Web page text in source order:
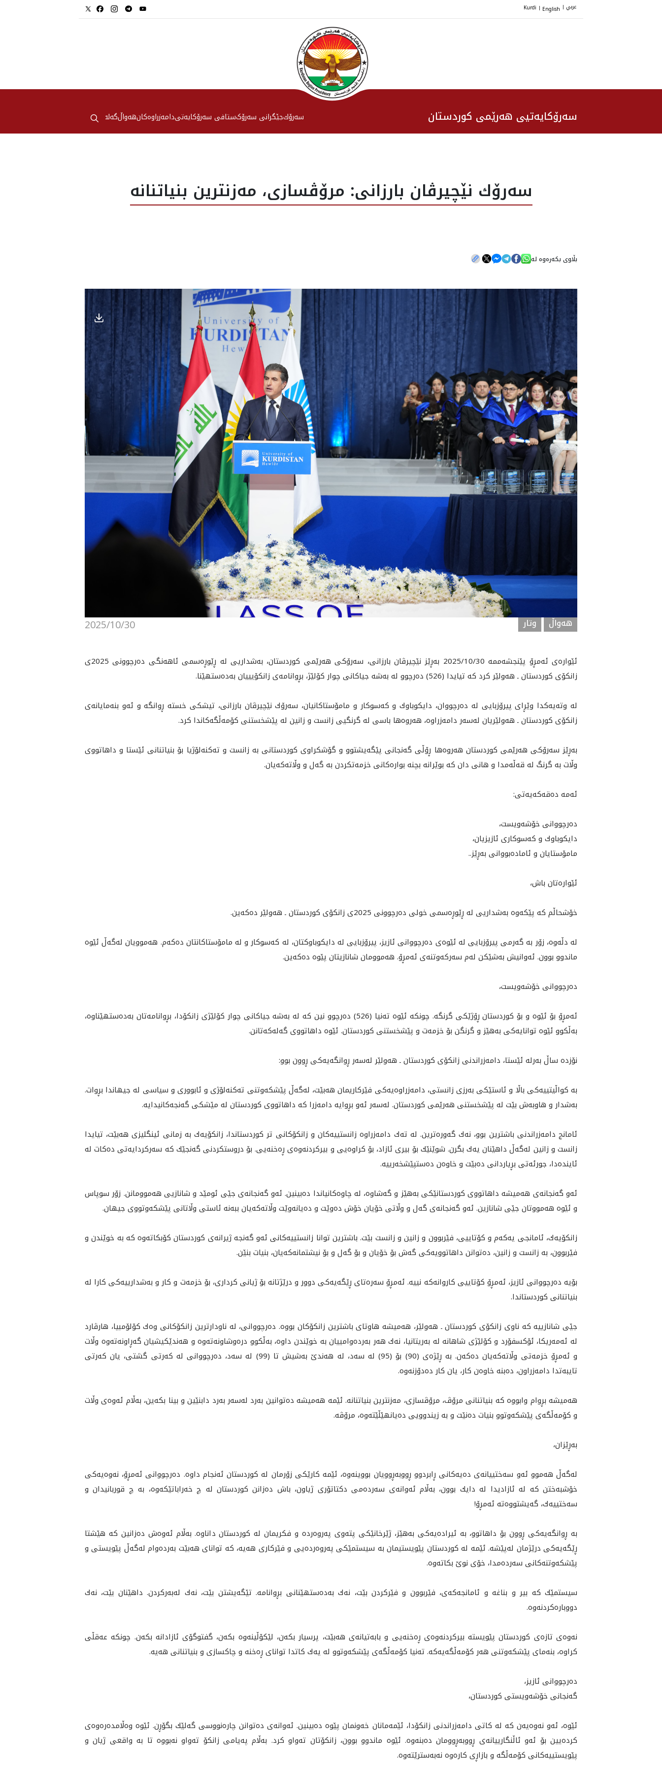
عربي |
English
|
Kurdi
سەرۆکایەتیی هەرێمی کوردستان سەرۆكجێگرانی سه‌رۆکستافی سەرۆکایەتیدامەزراوەکانهه‌واڵگەلەری
⚲
سه‌رۆك نێچيرڤان بارزانى: مرۆڤسازى، مه‌زنترين بنياتنانه‌‌
بڵاوی بکەرەوە لە
2025/10/30 هه‌واڵ وتار
ئێواره‌ى ئه‌مڕۆ پێنجشه‌ممه‌ 2025/10/30 به‌ڕێز نێچيرڤان بارزانى، سه‌رۆكى هه‌رێمى كوردستان، به‌شداريى له‌ ڕێوڕه‌سمى ئاهه‌نگى ده‌رچوونى 2025ى
زانكۆى كوردستان ـ هه‌ولێر كرد كه‌ تيايدا (526) ده‌رچوو له‌ به‌شه‌ جياكانى چوار كۆلێژ، بڕوانامه‌ى زانكۆيييان به‌ده‌ستهێنا.
له‌ وته‌يه‌كدا وێڕاى پيرۆزبايى له‌ ده‌رچووان، دايكوباوك و كه‌سوكار و مامۆستاكانيان، سه‌رۆك نێچيرڤان بارزانى، تيشكى خسته‌ ڕوانگه‌ و ئه‌و بنه‌مايانه‌ى
زانكۆى كوردستان ـ هه‌ولێريان له‌سه‌ر دامه‌زراوه‌، هه‌روه‌ها باسى له‌ گرنگيى زانست و زانين له‌ پێشخستنى كۆمه‌ڵگه‌كاندا كرد.
به‌ڕێز سه‌رۆكى هه‌رێمى كوردستان هه‌روه‌ها ڕۆڵى گه‌نجانى پێگه‌يشتوو و گۆشكراوى كوردستانى به‌ زانست و ته‌كنه‌لۆژيا بۆ بنياتنانى ئێستا و داهاتووی
وڵات به‌ گرنگ له‌ قه‌ڵه‌مدا و هانى دان كه‌ بوێرانه‌ بچنه بواره‌كانى خزمه‌تكردن به‌ گه‌ل و وڵاته‌كه‌يان.
ئه‌مه‌ ده‌قه‌كه‌يه‌تى:
ده‌رچووانى خۆشه‌ويست،
دايكوباوك و كه‌سوكارى ئازيزيان،
مامۆستايان و ئاماده‌بووانى به‌ڕێز..
ئێواره‌تان باش،
خۆشحاڵم كه‌ پێكه‌وه‌ به‌شداريى له‌ ڕێوڕه‌سمى خولى ده‌رچوونى 2025ى زانكۆى كوردستان ـ هه‌ولێر ده‌كه‌ين.
له‌ دڵه‌وه‌، زۆر به‌ گه‌رمى پيرۆزبايى له‌ ئێوه‌ى ده‌رچووانى ئازيز، پيرۆزبايى له‌ دايكوباوكتان، له‌ كه‌سوكار و له‌ مامۆستاكانتان ده‌كه‌م. هه‌موويان له‌گه‌ڵ ئێوه‌
ماندوو بوون. ئه‌وانيش به‌شێكن له‌م سه‌ركه‌وتنه‌ی ئەمڕۆ. هه‌موومان شانازيتان پێوه‌ ده‌كه‌ين.
ده‌رچووانى خۆشه‌ويست،
ئه‌مڕۆ بۆ ئێوه‌ و بۆ كوردستان ڕۆژێكى گرنگه‌. چونكه‌ ئێوه‌ ته‌نيا (526) ده‌رچوو نين كه‌ له‌ به‌شه‌ جياكانى چوار كۆلێژى زانكۆدا، بڕوانامه‌تان بەدەستهێناوە،
به‌ڵكوو ئێوه توانايه‌كى به‌هێز و گرنگن بۆ خزمه‌ت و پێشخستنى كوردستان.‌ ئێوه‌ داهاتووى گه‌له‌كه‌تانن.
نۆزده‌ ساڵ به‌رله‌ ئێستا، دامه‌زراندنى زانكۆى كوردستان ـ هه‌ولێر له‌سه‌ر ڕوانگه‌يه‌كى ڕوون بوو:
به‌ كواڵيتييه‌كى باڵا و ئاستێكى به‌رزى زانستى، دامه‌زراوه‌يه‌كى فێركاريمان هه‌بێت، له‌گه‌ڵ پێشكه‌وتنى ته‌كنه‌لۆژى و ئابوورى و سياسى له‌ جيهاندا بڕوات.
به‌شدار و هاوبه‌ش بێت له‌ پێشخستنى هه‌رێمى كوردستان. له‌سه‌ر ئه‌و بڕوايه‌ دامه‌زرا كه‌ داهاتووى كوردستان له‌ مێشكى گه‌نجه‌كانيدايه‌.
ئامانج دامه‌زراندنى باشترين بوو، نه‌ك گه‌وره‌ترين. له‌ ته‌ك دامه‌زراوه‌ زانستييه‌كان و زانكۆكانى تر كوردستاندا، زانكۆيه‌ك به‌ زمانى ئينگليزى هه‌بێت، تيايدا
زانست و زانين له‌گه‌ڵ داهێنان يه‌ك بگرن. شوێنێك بۆ بيرى ئازاد، بۆ كراوه‌يى و بيركردنه‌وه‌ى ڕه‌خنه‌يى. بۆ دروستكردنى گه‌نجێك كه‌ سه‌ركردايه‌تى ده‌كات لە
ئایندەدا، جورئه‌تى بڕياردانى ده‌بێت و خاوه‌ن ده‌ستپێشخه‌رييه‌.
ئه‌و گه‌نجانه‌ى هه‌ميشه‌ داهاتووى كوردستانێكى به‌هێز و گه‌شاوه‌، له‌ چاوه‌كانياندا ده‌بينین. ئه‌و گه‌نجانه‌ى جێى ئومێد و شانازيى هه‌موومانن. زۆر سوپاس
و ئێوە هەمووتان جێی شانازین. ئەو گەنجانەی گه‌ل و وڵاتى خۆيان خۆش ده‌وێت و ده‌يانه‌وێت وڵاته‌كه‌يان ببه‌نه‌ ئاستى وڵاتانى پێشكه‌وتووى جيهان.
زانكۆيه‌ك، ئامانجى يه‌كه‌م و كۆتاييى، فێربوون و زانين و زانست بێت. باشترين توانا زانستييه‌كانى ئه‌و گه‌نجه‌ ژيرانه‌ى كوردستان كۆبكاته‌وه كه‌ به‌ خوێندن و
فێربوون، به‌ زانست و زانين، ده‌توانن داهاتوويه‌كى گه‌ش بۆ خۆيان و بۆ گه‌ل و بۆ نيشتمانه‌كه‌يان، بنيات بنێن.
بۆيه‌ ده‌ر‌چووانى ئازيز، ئه‌مڕۆ كۆتاييى كاروانه‌كه‌ نييه‌. ئه‌مڕۆ سه‌ره‌تاى ڕێگه‌يه‌كى دوور و درێژتانه‌ بۆ ژيانى كردارى، بۆ خزمه‌ت و كار و به‌شدارييه‌كى كارا له‌
بنياتنانى كوردستاندا.
جێى شانازييه‌ كه‌ ناوى زانكۆى كوردستان ـ هه‌ولێر، هه‌ميشه‌ هاوتاى باشترين زانكۆكان بووه‌. ده‌رچووانى، له‌ ناودارترين زانكۆكانى وه‌ك كۆلۆمبيا، هارڤارد
له‌ ئه‌مه‌ريكا، ئۆكسفۆرد و كۆلێژى شاهانه‌ له‌ به‌ريتانيا، نه‌ك هه‌ر به‌رده‌وامييان به‌ خوێندن داوه‌، به‌ڵكوو دره‌وشاونه‌ته‌وه و هەندێكیشیان گەڕاونەتەوە وڵات
و ئەمڕۆ خزمەتی وڵاتەكەیان دەكەن‌. به‌ ڕێژه‌ى (90) بۆ (95) له‌ سه‌د، له‌ هه‌ندێ به‌شيش تا (99) له‌ سه‌د، ده‌رچووانى له‌ كه‌رتى گشتى، يان كەرتی
تايبه‌تدا دامەزراون، ده‌بنه‌ خاوه‌ن كار، يان كار ده‌دۆزنه‌وه‌.
هه‌ميشه‌ بڕوام وابووه‌ كه‌ بنياتنانى مرۆڤ، مرۆڤسازى، مه‌زنترين بنياتنانه‌‌. ئێمه‌ هه‌ميشه‌ ده‌توانين به‌رد له‌سه‌ر به‌رد دابنێين و بينا بكه‌ين، به‌ڵام ئه‌وه‌‌ى وڵات
و كۆمه‌ڵگه‌ى پێشكه‌وتوو بنيات ده‌نێت و به‌ زيندوويى ده‌يانهێڵێته‌وه‌، مرۆڤه‌.
به‌ڕێزان،
له‌گه‌ڵ هه‌موو ئه‌و سه‌ختييانه‌ى ده‌يه‌كانى ڕابردوو ڕووبه‌ڕوويان بووينه‌وه‌، ئێمه‌ كارێكى زۆرمان له‌ كوردستان ئه‌نجام داوه‌. ده‌رچووانى ئه‌مڕۆ، نه‌وه‌يه‌كى
خۆشبه‌ختن كه‌ له‌ ئازاديدا له‌ دايك بوون، به‌ڵام ئه‌وانه‌ى سه‌رده‌مى دكتاتۆرى ژياون، باش ده‌زانن كوردستان له‌ چ خه‌راباتێكه‌وه‌، به‌ چ قوربانيدان و
سه‌ختييه‌ك، گه‌يشتووه‌ته‌ ئه‌مڕۆ!
به‌ ڕوانگه‌يه‌كى ڕوون بۆ داهاتوو، به‌ ئيراده‌يه‌كى به‌هێز، ژێرخانێكى پته‌وى په‌روه‌رده‌ و فكریمان له‌ كوردستان داناوه‌. به‌ڵام ئه‌وه‌ش ده‌زانين كه‌ هێشتا
ڕێگه‌يه‌كى درێژمان له‌پێشە‌. ئێمه‌ له‌ كوردستان پێويستيمان به‌ سيستمێكى په‌روه‌رده‌يى و فێركارى هه‌يه،‌ كه‌ تواناى هه‌بێت به‌رده‌وام له‌گه‌ڵ پێويستى و
پێشكه‌وتنه‌كانى سه‌رده‌مدا، خۆى نوێ بكاته‌وه‌.
سيستمێك كه‌ بير و بناغه‌ و ئامانجه‌كه‌ى، فێربوون و فێركردن بێت، نه‌ك به‌ده‌ستهێنانى بڕوانامه‌. تێگه‌يشتن بێت، نه‌ك له‌به‌ركردن. داهێنان بێت، نه‌ك
دووباره‌كردنه‌وه‌.
نه‌وه‌ى تازه‌ى كوردستان پێويسته‌ بيركردنه‌وه‌ى ڕه‌خنه‌يى و بابه‌تيانه‌ى هه‌بێت، پرسيار بكه‌ن، لێكۆڵينه‌وه‌ بكه‌ن، گفتوگۆى ئازادانه‌ بكه‌ن. چونكه‌ عه‌قڵى
كراوه‌، بنه‌ماى پێشكه‌وتنی هەر كۆمەڵگەیەكە‌. ته‌نيا كۆمه‌ڵگه‌ى پێشكه‌وتوو له‌ يه‌ك كاتدا تواناى ڕه‌خنه‌ و چاكسازى و بنياتنانى هه‌يه‌.
ده‌رچووانى ئازيز،
گه‌نجانى خۆشه‌ويستى كوردستان،
ئێوه‌، ئه‌و نه‌وه‌يه‌ن كه‌ له‌ كاتى دامه‌زراندنى زانكۆدا، ئێمەمانان خه‌ونمان پێوه‌ ده‌بينين. ئه‌وانه‌ى ده‌توانن چاره‌نووسى گه‌لێك بگۆڕن. ئێوه‌ وه‌ڵامده‌ره‌وه‌ى
كرده‌يين بۆ ئه‌و ئاڵنگارييانه‌ى ڕووبه‌ڕوومان ده‌بنه‌وه‌. ئێوه‌ ماندوو بوون، زانكۆتان ته‌واو كرد. به‌ڵام په‌يامى زانكۆ ته‌واو نەبووە تا به‌ واقعى ژيان و
پێويستييه‌كانى كۆمه‌ڵگه‌ و بازاڕى كاره‌وه‌ نه‌به‌سترێته‌وه.